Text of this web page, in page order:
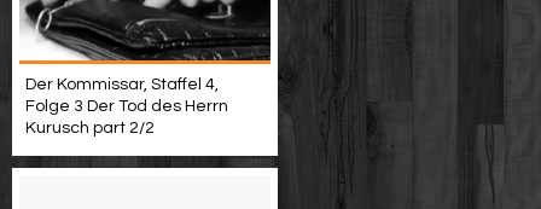
Der Kommissar, Staffel 4,
Folge 3 Der Tod des Herrn
Kurusch part 2/2